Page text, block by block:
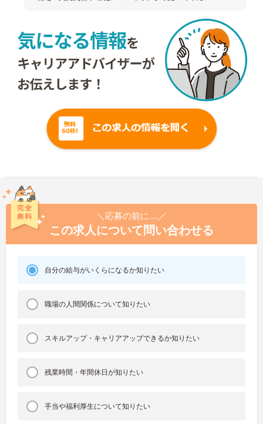
＼応募の前に…／
この求人について問い合わせる
自分の給与がいくらになるか知りたい
職場の人間関係について知りたい
スキルアップ・キャリアアップできるか知りたい
残業時間・年間休日が知りたい
手当や福利厚生について知りたい